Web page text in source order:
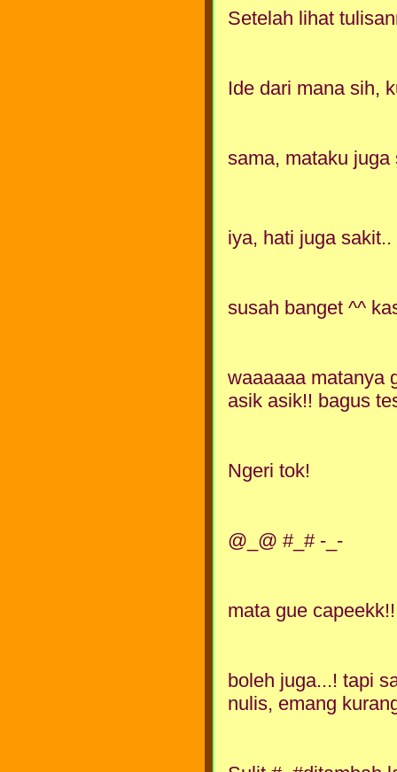
Setelah lihat
Ide dari mana sih,
sama, mataku juga
iya, hati juga
susah banget ^^
waaaaaa matanya
asik asik!! bagus
Ngeri tok!
@_@ #_# -_-
mata gue capeekk!!
boleh juga...! tapi
nulis, emang